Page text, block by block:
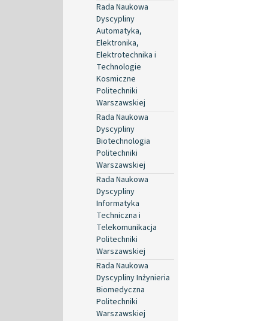
Rada Naukowa
Dyscypliny
Automatyka,
Elektronika,
Elektrotechnika i
Technologie
Kosmiczne
Politechniki
Warszawskiej
Rada Naukowa
Dyscypliny
Biotechnologia
Politechniki
Warszawskiej
Rada Naukowa
Dyscypliny
Informatyka
Techniczna i
Telekomunikacja
Politechniki
Warszawskiej
Rada Naukowa
Dyscypliny Inżynieria
Biomedyczna
Politechniki
Warszawskiej